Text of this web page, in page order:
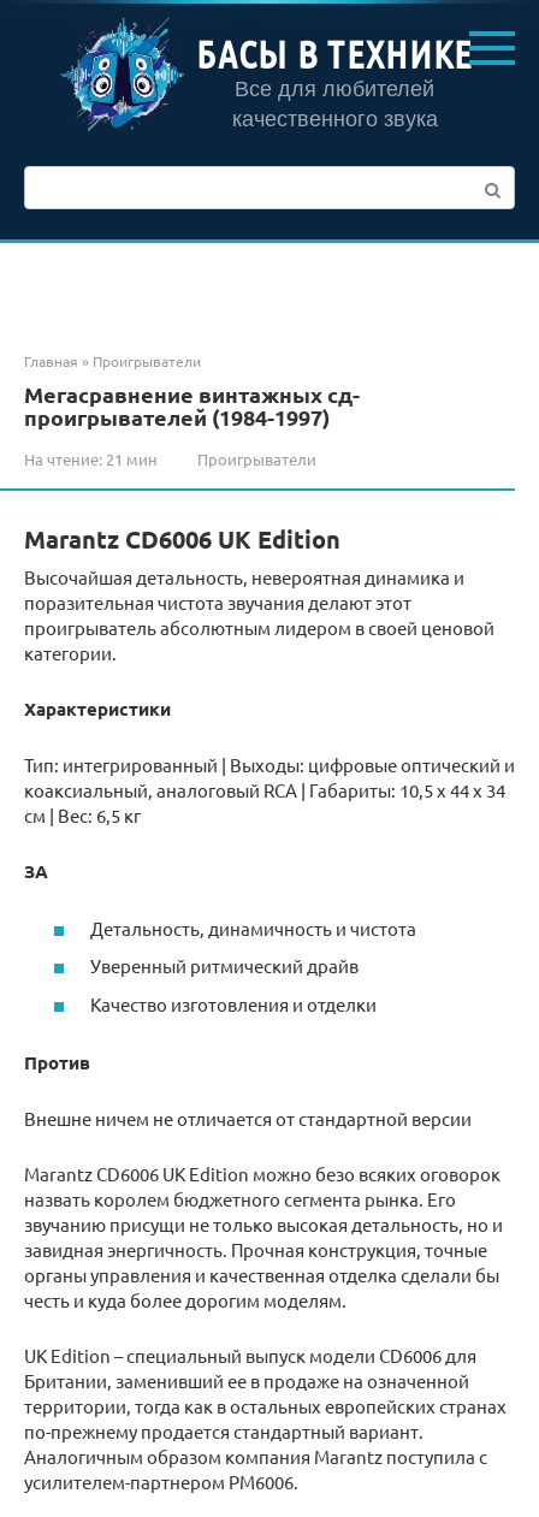
контенту
БАСЫ В ТЕХНИКЕ
Все для любителей
качественного звука
Главная » Проигрыватели
Мегасравнение винтажных сд-
проигрывателей (1984-1997)
На чтение: 21 мин Проигрыватели
Marantz CD6006 UK Edition
Высочайшая детальность, невероятная динамика и
поразительная чистота звучания делают этот
проигрыватель абсолютным лидером в своей ценовой
категории.
Характеристики
Тип: интегрированный | Выходы: цифровые оптический и
коаксиальный, аналоговый RCA | Габариты: 10,5 x 44 x 34
см | Вес: 6,5 кг
ЗА
Детальность, динамичность и чистота
Уверенный ритмический драйв
Качество изготовления и отделки
Против
Внешне ничем не отличается от стандартной версии
Marantz CD6006 UK Edition можно безо всяких оговорок
назвать королем бюджетного сегмента рынка. Его
звучанию присущи не только высокая детальность, но и
завидная энергичность. Прочная конструкция, точные
органы управления и качественная отделка сделали бы
честь и куда более дорогим моделям.
UK Edition – специальный выпуск модели CD6006 для
Британии, заменивший ее в продаже на означенной
территории, тогда как в остальных европейских странах
по-прежнему продается стандартный вариант.
Аналогичным образом компания Marantz поступила с
усилителем-партнером PM6006.